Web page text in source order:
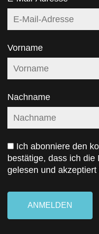
Vorname
Nachname
Ich abonniere den
bestätige, dass ich die
gelesen und akzeptiert
ANMELDEN